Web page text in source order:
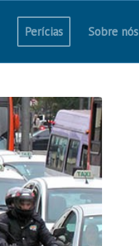
Perícias Sobre nós